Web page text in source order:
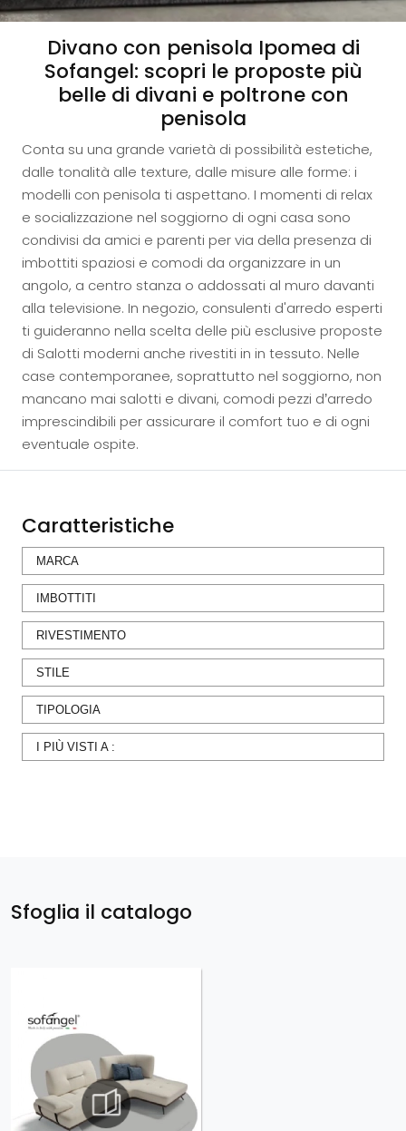
Divano con penisola Ipomea di
Sofangel: scopri le proposte più
belle di divani e poltrone con
penisola
Conta su una grande varietà di possibilità estetiche,
dalle tonalità alle texture, dalle misure alle forme: i
modelli con penisola ti aspettano. I momenti di relax
e socializzazione nel soggiorno di ogni casa sono
condivisi da amici e parenti per via della presenza di
imbottiti spaziosi e comodi da organizzare in un
angolo, a centro stanza o addossati al muro davanti
alla televisione. In negozio, consulenti d'arredo esperti
ti guideranno nella scelta delle più esclusive proposte
di Salotti moderni anche rivestiti in in tessuto. Nelle
case contemporanee, soprattutto nel soggiorno, non
mancano mai salotti e divani, comodi pezzi d’arredo
imprescindibili per assicurare il comfort tuo e di ogni
eventuale ospite.
Caratteristiche
MARCA
IMBOTTITI
RIVESTIMENTO
STILE
TIPOLOGIA
I PIÙ VISTI A :
Sfoglia il catalogo